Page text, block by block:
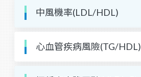
中風機率(LDL/HDL)
心血管疾病風險(TG/HDL)